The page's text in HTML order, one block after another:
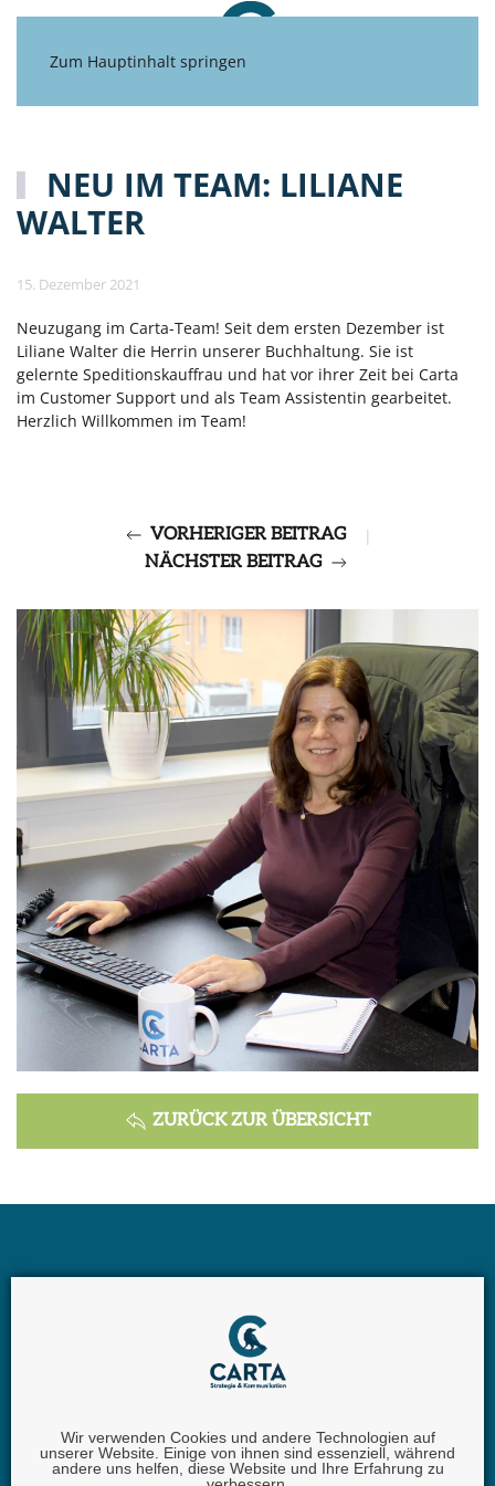
Wir verwenden Cookies und andere Technologien auf
unserer Website. Einige von ihnen sind essenziell, während
andere uns helfen, diese Website und Ihre Erfahrung zu
Zum Hauptinhalt springen
NEU IM TEAM: LILIANE
WALTER
15. Dezember 2021
Neuzugang im Carta-Team! Seit dem ersten Dezember ist
Liliane Walter die Herrin unserer Buchhaltung. Sie ist
gelernte Speditionskauffrau und hat vor ihrer Zeit bei Carta
im Customer Support und als Team Assistentin gearbeitet.
Herzlich Willkommen im Team!
VORHERIGER BEITRAG
|
NÄCHSTER BEITRAG
ZURÜCK ZUR ÜBERSICHT
Carta GmbH |Iggelheimer Str. 26 | 67346 Speyer |